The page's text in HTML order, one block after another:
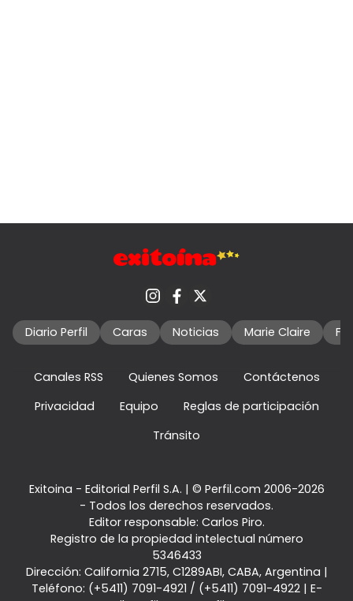
Diario Perfil Caras Noticias Marie Claire
Canales RSS Quienes Somos
Contáctenos
Privacidad
Equipo
Reglas de participación
Tránsito
Exitoina - Editorial Perfil S.A. | © Perfil.com 2006-2026
- Todos los derechos reservados.
Editor responsable: Carlos Piro.
Registro de la propiedad intelectual número
5346433
Dirección: California 2715, C1289ABI, CABA, Argentina |
Teléfono: (+5411) 7091-4921 / (+5411) 7091-4922| E-